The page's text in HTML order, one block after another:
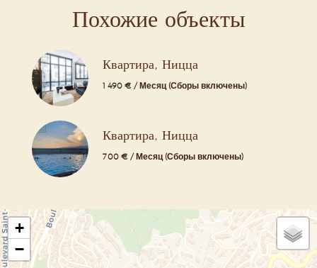
Похожие объекты
Квартира, Ницца
1 490 € / Месяц (Сборы включены)
Квартира, Ницца
700 € / Месяц (Сборы включены)
+
−